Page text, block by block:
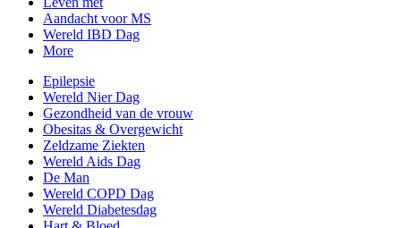
Aandacht voor MS
Wereld IBD Dag
More
Epilepsie
Wereld Nier Dag
Gezondheid van de vrouw
Obesitas & Overgewicht
Zeldzame Ziekten
Wereld Aids Dag
De Man
Wereld COPD Dag
Wereld Diabetesdag